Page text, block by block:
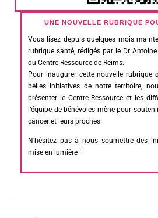
UNE NOUVELLE RUBRIQUE
Vous lisez depuis quelques mois
rubrique santé, rédigés par le Dr Antoine
du Centre Ressource de Reims.
Pour inaugurer cette nouvelle rubrique
belles initiatives de notre territoire,
présenter le Centre Ressource et les
l’équipe de bénévoles mène pour
cancer et leurs proches.
N’hésitez pas à nous soumettre des
mise en lumière !